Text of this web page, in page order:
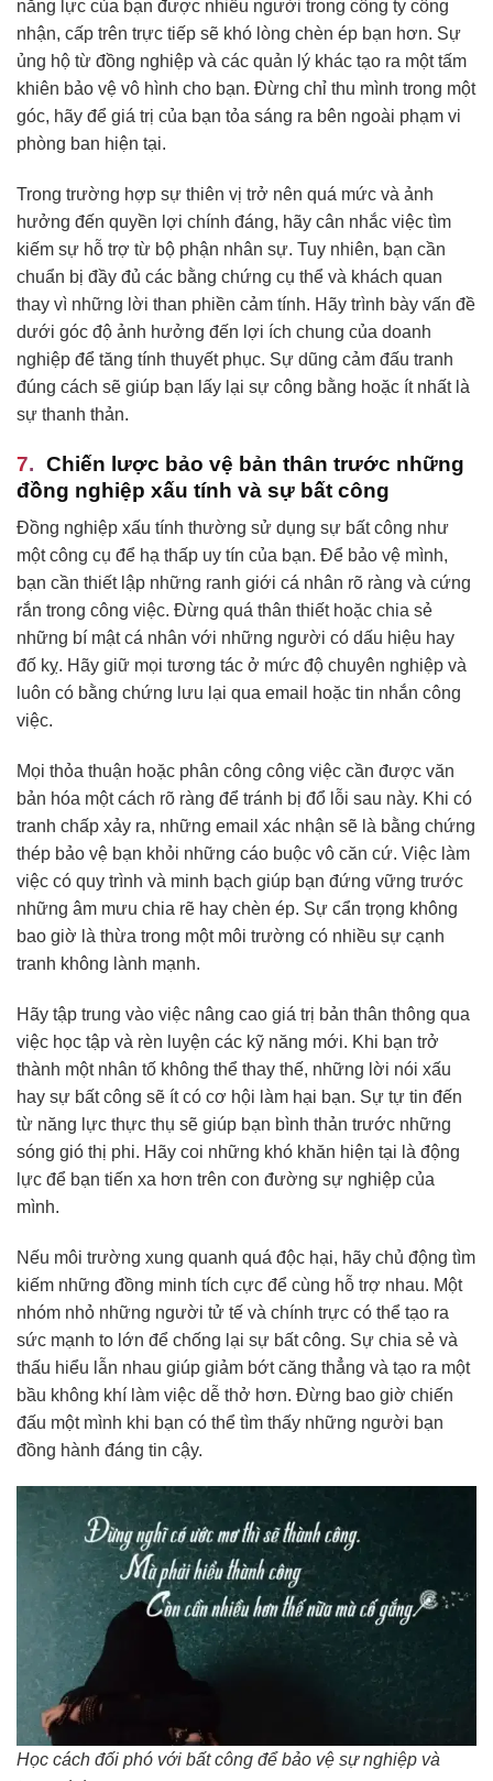
năng lực của bạn được nhiều người trong công ty công
nhận, cấp trên trực tiếp sẽ khó lòng chèn ép bạn hơn. Sự
ủng hộ từ đồng nghiệp và các quản lý khác tạo ra một tấm
khiên bảo vệ vô hình cho bạn. Đừng chỉ thu mình trong một
góc, hãy để giá trị của bạn tỏa sáng ra bên ngoài phạm vi
phòng ban hiện tại.
Trong trường hợp sự thiên vị trở nên quá mức và ảnh
hưởng đến quyền lợi chính đáng, hãy cân nhắc việc tìm
kiếm sự hỗ trợ từ bộ phận nhân sự. Tuy nhiên, bạn cần
chuẩn bị đầy đủ các bằng chứng cụ thể và khách quan
thay vì những lời than phiền cảm tính. Hãy trình bày vấn đề
dưới góc độ ảnh hưởng đến lợi ích chung của doanh
nghiệp để tăng tính thuyết phục. Sự dũng cảm đấu tranh
đúng cách sẽ giúp bạn lấy lại sự công bằng hoặc ít nhất là
sự thanh thản.
Chiến lược bảo vệ bản thân trước những
đồng nghiệp xấu tính và sự bất công
Đồng nghiệp xấu tính thường sử dụng sự bất công như
một công cụ để hạ thấp uy tín của bạn. Để bảo vệ mình,
bạn cần thiết lập những ranh giới cá nhân rõ ràng và cứng
rắn trong công việc. Đừng quá thân thiết hoặc chia sẻ
những bí mật cá nhân với những người có dấu hiệu hay
đố kỵ. Hãy giữ mọi tương tác ở mức độ chuyên nghiệp và
luôn có bằng chứng lưu lại qua email hoặc tin nhắn công
việc.
Mọi thỏa thuận hoặc phân công công việc cần được văn
bản hóa một cách rõ ràng để tránh bị đổ lỗi sau này. Khi có
tranh chấp xảy ra, những email xác nhận sẽ là bằng chứng
thép bảo vệ bạn khỏi những cáo buộc vô căn cứ. Việc làm
việc có quy trình và minh bạch giúp bạn đứng vững trước
những âm mưu chia rẽ hay chèn ép. Sự cẩn trọng không
bao giờ là thừa trong một môi trường có nhiều sự cạnh
tranh không lành mạnh.
Hãy tập trung vào việc nâng cao giá trị bản thân thông qua
việc học tập và rèn luyện các kỹ năng mới. Khi bạn trở
thành một nhân tố không thể thay thế, những lời nói xấu
hay sự bất công sẽ ít có cơ hội làm hại bạn. Sự tự tin đến
từ năng lực thực thụ sẽ giúp bạn bình thản trước những
sóng gió thị phi. Hãy coi những khó khăn hiện tại là động
lực để bạn tiến xa hơn trên con đường sự nghiệp của
mình.
Nếu môi trường xung quanh quá độc hại, hãy chủ động tìm
kiếm những đồng minh tích cực để cùng hỗ trợ nhau. Một
nhóm nhỏ những người tử tế và chính trực có thể tạo ra
sức mạnh to lớn để chống lại sự bất công. Sự chia sẻ và
thấu hiểu lẫn nhau giúp giảm bớt căng thẳng và tạo ra một
bầu không khí làm việc dễ thở hơn. Đừng bao giờ chiến
đấu một mình khi bạn có thể tìm thấy những người bạn
đồng hành đáng tin cậy.
Học cách đối phó với bất công để bảo vệ sự nghiệp và